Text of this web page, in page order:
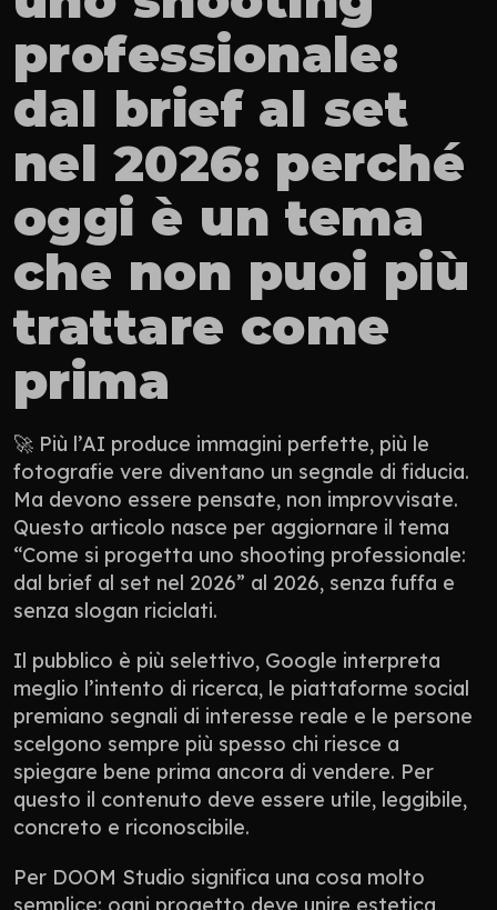
professionale:
dal brief al set
nel 2026: perché
oggi è un tema
che non puoi più
trattare come
prima
🚀 Più l’AI produce immagini perfette, più le
fotografie vere diventano un segnale di fiducia.
Ma devono essere pensate, non improvvisate.
Questo articolo nasce per aggiornare il tema
“Come si progetta uno shooting professionale:
dal brief al set nel 2026” al 2026, senza fuffa e
senza slogan riciclati.
Il pubblico è più selettivo, Google interpreta
meglio l’intento di ricerca, le piattaforme social
premiano segnali di interesse reale e le persone
scelgono sempre più spesso chi riesce a
spiegare bene prima ancora di vendere. Per
questo il contenuto deve essere utile, leggibile,
concreto e riconoscibile.
Per DOOM Studio significa una cosa molto
semplice: ogni progetto deve unire estetica,